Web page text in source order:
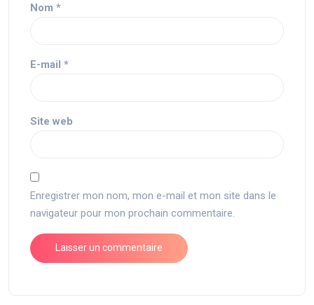
Nom *
E-mail *
Site web
Enregistrer mon nom, mon e-mail et mon site dans le
navigateur pour mon prochain commentaire.